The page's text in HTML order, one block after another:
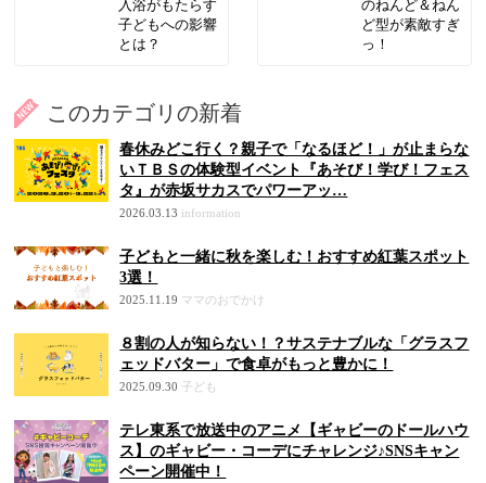
入浴がもたらす
子どもへの影響
とは？
のねんど＆ねん
ど型が素敵すぎ
っ！
このカテゴリの新着
春休みどこ行く？親子で「なるほど！」が止まらな
いＴＢＳの体験型イベント『あそび！学び！フェス
タ』が赤坂サカスでパワーアッ…
2026.03.13 information
子どもと一緒に秋を楽しむ！おすすめ紅葉スポット
3選！
2025.11.19 ママのおでかけ
８割の人が知らない！？サステナブルな「グラスフ
ェッドバター」で食卓がもっと豊かに！
2025.09.30 子ども
テレ東系で放送中のアニメ【ギャビーのドールハウ
ス】のギャビー・コーデにチャレンジ♪SNSキャン
ペーン開催中！